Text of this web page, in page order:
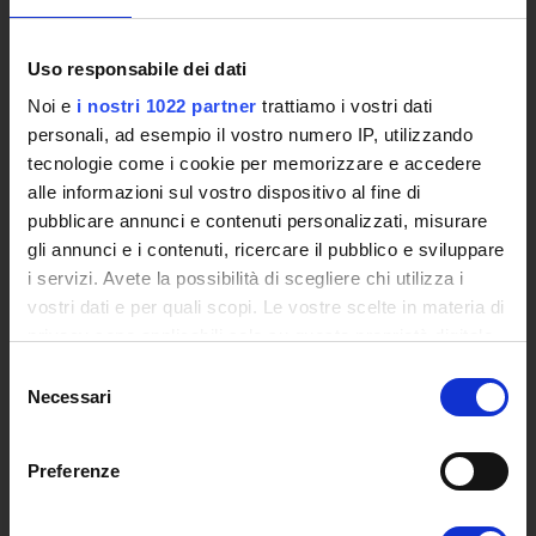
Uso responsabile dei dati
Noi e i nostri 1022 partner trattiamo i vostri dati
personali, ad esempio il vostro numero IP, utilizzando
tecnologie come i cookie per memorizzare e accedere
alle informazioni sul vostro dispositivo al fine di
pubblicare annunci e contenuti personalizzati, misurare
gli annunci e i contenuti, ricercare il pubblico e sviluppare
i servizi. Avete la possibilità di scegliere chi utilizza i
vostri dati e per quali scopi. Le vostre scelte in materia di
modificare o revocare il proprio consenso in qualsiasi
momento dalla Dichiarazione sui cookie o facendo clic
delNecessari
Preferenze
The eLearning infrastructure
Events
Institutional websites and interacademic projects
Access to the Database of the Online Student Services
Certified E-mail
Rector Inbox
TEACHING
Degree Courses
Advanced training courses
Qualifying educational programs for initial teacher training,
Mondo Scuola post graduate training and qualifying